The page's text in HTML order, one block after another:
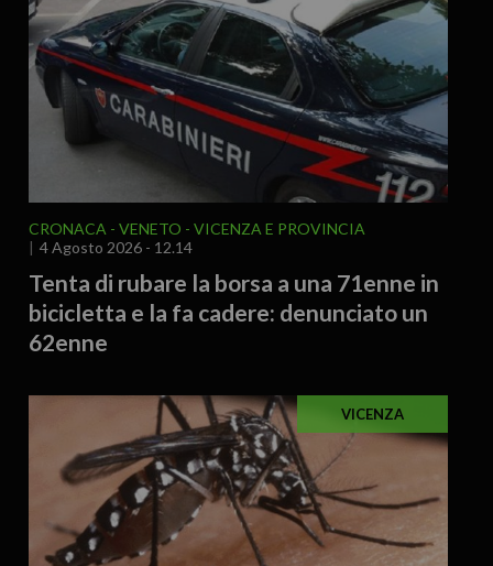
CRONACA VENETO
VICENZA E PROVINCIA
4 Agosto 2026 - 12.14
Tenta di rubare la borsa a una 71enne in
bicicletta e la fa cadere: denunciato un
62enne
VICENZA